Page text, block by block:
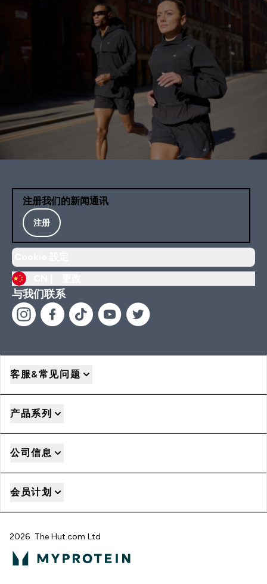
注册我们的新闻通讯
注册
与我们联系
客服&常见问题
产品系列
公司信息
会员计划
2026 The Hut.com Ltd